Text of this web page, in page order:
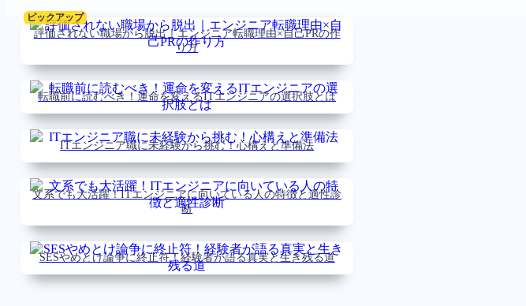
ピックアップ
評価されない職場から脱出｜エンジニア転職理由×自己PRの作
り方
転職前に読むべき！運命を変えるITエンジニアの選択肢とは
ITエンジニア職に未経験から挑む！心構えと準備法
文系でも大活躍！ITエンジニアに向いている人の特徴と適性診
断
SESやめとけ論争に終止符！経験者が語る真実と生き残る道